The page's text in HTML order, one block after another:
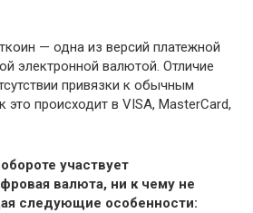
— одна из версий платежной
электронной валютой. Отличие
привязки к обычным
происходит в VISA, MasterCard,
участвует
валюта, ни к чему не
следующие особенности: